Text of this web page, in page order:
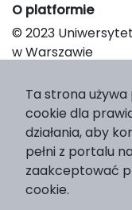
O platformie
© 2023
w Warszawie
Platform &
Ta strona używa
cookie dla
działania, aby
pełni z portalu
zaakceptować
cookie.